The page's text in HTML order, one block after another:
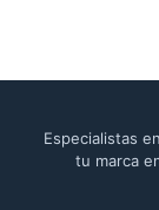
Especialistas
tu marca